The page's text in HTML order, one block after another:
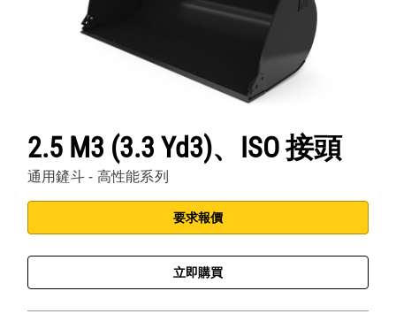
2.5 M3 (3.3 Yd3)、ISO 接頭
通用鏟斗 - 高性能系列
要求報價
立即購買